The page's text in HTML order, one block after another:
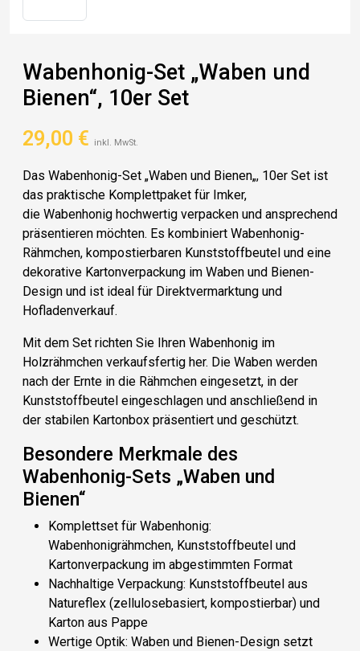
Wabenhonig-Set „Waben und
Bienen“, 10er Set
29,00 € inkl. MwSt.
Das Wabenhonig-Set „Waben und Bienen„, 10er Set ist
das praktische Komplettpaket für Imker,
die Wabenhonig hochwertig verpacken und ansprechend
präsentieren möchten. Es kombiniert Wabenhonig-
Rähmchen, kompostierbaren Kunststoffbeutel und eine
dekorative Kartonverpackung im Waben und Bienen-
Design und ist ideal für Direktvermarktung und
Hofladenverkauf.
Mit dem Set richten Sie Ihren Wabenhonig im
Holzrähmchen verkaufsfertig her. Die Waben werden
nach der Ernte in die Rähmchen eingesetzt, in der
Kunststoffbeutel eingeschlagen und anschließend in
der stabilen Kartonbox präsentiert und geschützt.
Besondere Merkmale des
Wabenhonig-Sets „Waben und
Bienen“
Komplettset für Wabenhonig:
Wabenhonigrähmchen, Kunststoffbeutel und
Kartonverpackung im abgestimmten Format
Nachhaltige Verpackung: Kunststoffbeutel aus
Natureflex (zellulosebasiert, kompostierbar) und
Karton aus Pappe
Wertige Optik: Waben und Bienen-Design setzt